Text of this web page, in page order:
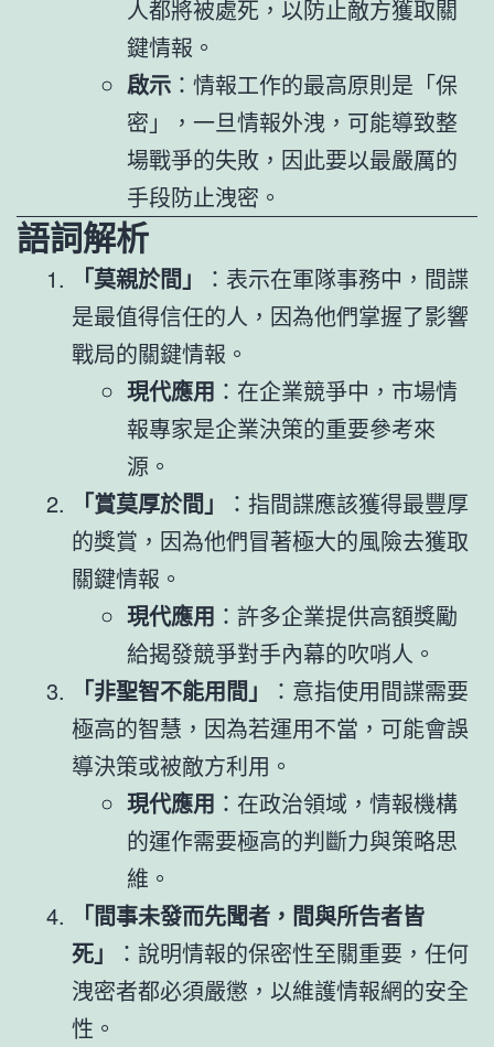
人都將被處死，以防止敵方獲取關
鍵情報。
啟示 ：情報工作的最高原則是「保
密」，一旦情報外洩，可能導致整
場戰爭的失敗，因此要以最嚴厲的
手段防止洩密。
語詞解析
「莫親於間」
：表示在軍隊事務中，間諜
是最值得信任的人，因為他們掌握了影響
戰局的關鍵情報。
現代應用 ：在企業競爭中，市場情
報專家是企業決策的重要參考來
源。
「賞莫厚於間」
：指間諜應該獲得最豐厚
的獎賞，因為他們冒著極大的風險去獲取
關鍵情報。
現代應用 ：許多企業提供高額獎勵
給揭發競爭對手內幕的吹哨人。
「非聖智不能用間」
：意指使用間諜需要
極高的智慧，因為若運用不當，可能會誤
導決策或被敵方利用。
現代應用 ：在政治領域，情報機構
的運作需要極高的判斷力與策略思
維。
「間事未發而先聞者，間與所告者皆
死」
：說明情報的保密性至關重要，任何
洩密者都必須嚴懲，以維護情報網的安全
性。